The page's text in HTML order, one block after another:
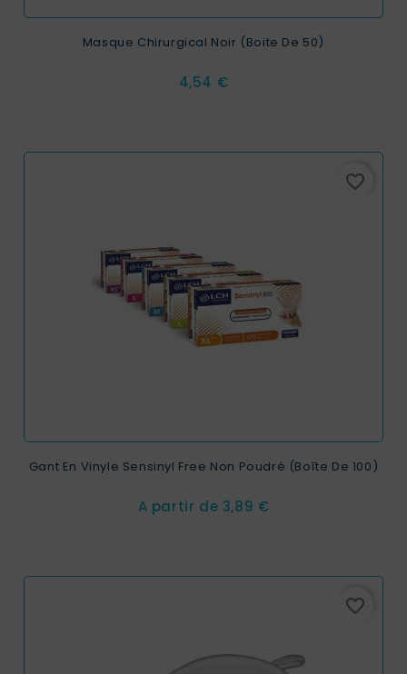
Masque Chirurgical Noir (Boite De 50)
Prix
4,54 €
favorite_border
Gant En Vinyle Sensinyl Free Non Poudré (Boîte De 100)
A partir de Prix
3,89 €
favorite_border